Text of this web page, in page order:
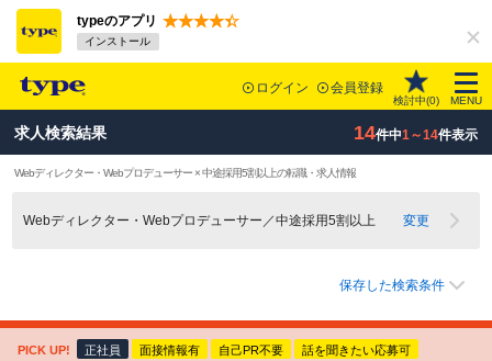
typeのアプリ
インストール
ログイン 会員登録
検討中(0) MENU
求人検索結果 14件中1～14件表示
Webディレクター・Webプロデューサー × 中途採用5割以上の転職・求人情報
Webディレクター・Webプロデューサー／中途採用5割以上 変更
保存した検索条件
PICK UP! 正社員 面接情報有 自己PR不要 話を聞きたい応募可